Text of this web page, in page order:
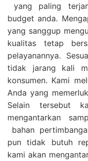
yang paling
budget anda.
yang sanggup
kualitas tetap
pelayanannya.
tidak jarang kali
konsumen. Kami
Anda yang
Selain tersebut
mengantarkan
bahan
pun tidak butuh
kami akan